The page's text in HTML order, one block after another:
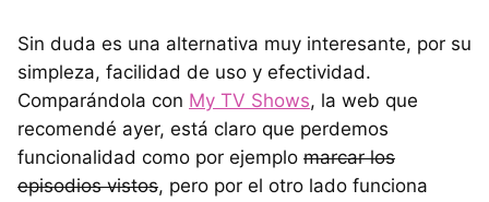
Sin duda es una alternativa muy interesante, por su
simpleza, facilidad de uso y efectividad.
Comparándola con My TV Shows, la web que
recomendé ayer, está claro que perdemos
funcionalidad como por ejemplo marcar los
episodios vistos, pero por el otro lado funciona